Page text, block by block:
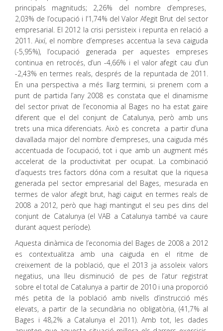
principals magnituds; 2,26% del nombre d’empreses,
2,03% de l’ocupació i l’1,74% del Valor Afegit Brut del sector
empresarial. El 2012 la crisi persisteix i repunta en relació a
2011. Així, el nombre d’empreses accentua la seva caiguda
(-5,95%), l’ocupació generada per aquestes empreses
continua en retrocés, d’un -4,66% i el valor afegit cau d’un
-2,43% en termes reals, després de la repuntada de 2011.
En una perspectiva a més llarg termini, si prenem com a
punt de partida l’any 2008 es constata que el dinamisme
del sector privat de l’economia al Bages no ha estat gaire
diferent que el del conjunt de Catalunya, però amb uns
trets una mica diferenciats. Això es concreta a partir d’una
davallada major del nombre d’empreses, una caiguda més
accentuada de l’ocupació, tot i que amb un augment més
accelerat de la productivitat per ocupat. La combinació
d’aquests tres factors dóna com a resultat que la riquesa
generada pel sector empresarial del Bages, mesurada en
termes de valor afegit brut, hagi caigut en termes reals de
2008 a 2012, però que hagi mantingut el seu pes dins del
conjunt de Catalunya (el VAB a Catalunya també va caure
durant aquest període).
Aquesta dinàmica de l’economia del Bages de 2008 a 2012
es contextualitza amb una caiguda en el ritme de
creixement de la població, que el 2013 ja assoleix valors
negatius, una lleu disminució de pes de l’atur registrat
sobre el total de Catalunya a partir de 2010 i una proporció
més petita de la població amb nivells d’instrucció més
elevats, a partir de la secundària no obligatòria, (41,7% al
Bages i 48,2% a Catalunya el 2011). Amb tot, les dades